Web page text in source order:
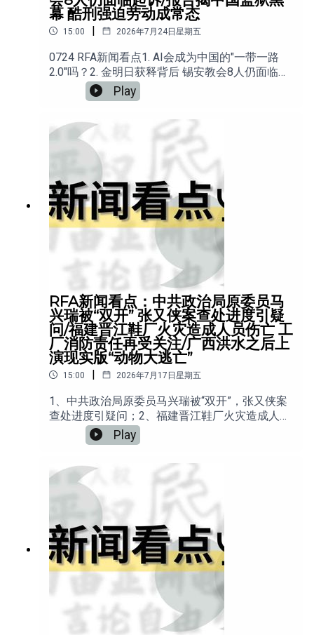
幕 酷刑强迫劳动成常态
15:00 | 2026年7月24日星期五
0724 RFA新闻看点1. AI会成为中国的"一带一路
2.0"吗？2. 金明日获释背后 锡安教会8人仍面临起
诉3. 报告揭中国监狱黑幕 酷刑强迫劳动成常态4.
一只流浪狗之死，为何演变成一场公共讨论？5.深
Play
RFA新闻看点：中共政治局原委员马
兴瑞被“双开” 张又侠案查处进度引疑
问/福建晋江鞋厂火灾造成人员伤亡 工
厂消防责任再受关注/广西洪水之后上
演现实版“动物大逃亡”
15:00 | 2026年7月17日星期五
1、中共政治局原委员马兴瑞被“双开”，张又侠案
查处进度引疑问；2、福建晋江鞋厂火灾造成人员
伤亡，工厂消防责任再受关注；3、广西洪水之
后，上演现实版“动物大逃亡”；4、有报告称，中
VPN被列入识别名单，中国翻墙用户遭流量筛查
Play